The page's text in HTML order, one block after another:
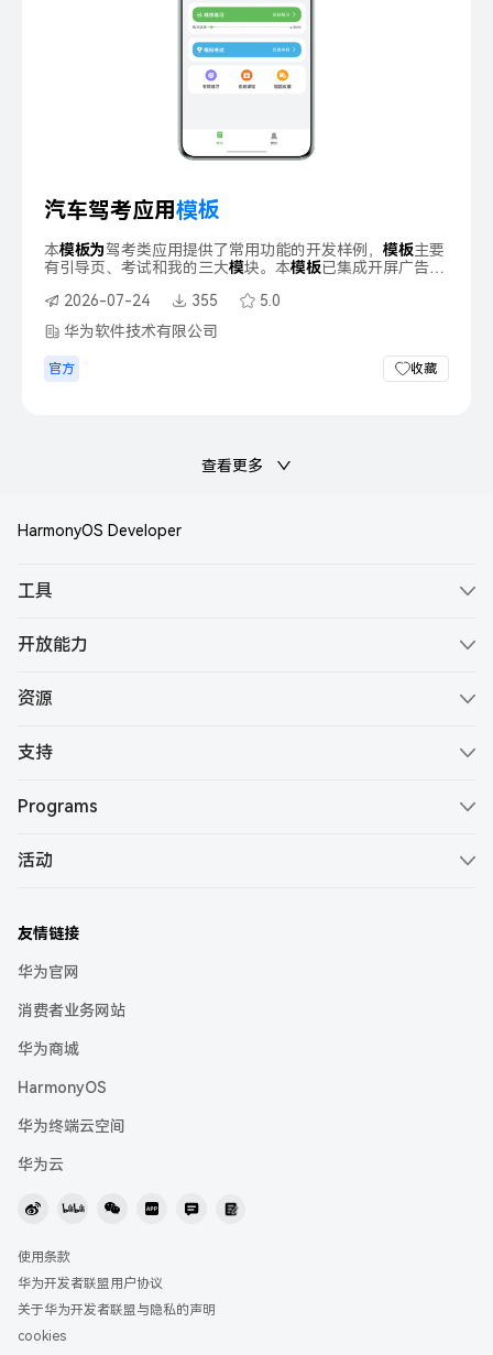
汽车驾考应用模板
本模板为驾考类应用提供了常用功能的开发样例， 模板主要
有引导页、考试和我的三大模块。本模板已集成开屏广告、
务，只需做少量配置和定制即可快速实现
录、定位、城市选择等功能。
2026-07-24 355
5.0
华为软件技术有限公司
官方 收藏
查看更多
HarmonyOS Developer
工具
ArkCompiler
DevEco Studio
DevEco Service
开放能力
Account Kit
Core Speech Kit
Core Vision Kit
Location Kit
Live View Kit
Payment Kit
Push Kit
Scan Kit
资源
最佳实践
下载中心
Codelabs
考试认证
行业解决方案
开发者月刊
支持
智能客服
协议与准则
举报中心
联盟APP
Programs
HUAWEI Student Developers
HUAWEI Women Developers
耀星计划
活动
HUAWEI Developer Day
HarmonyOS Tech Talk
2026 HarmonyOS 创新赛·极客赛道
华为开发者大会（HDC）
鸿蒙应用开发者激励计划 2026
友情链接
华为官网
消费者业务网站
华为商城
HarmonyOS
华为终端云空间
华为云
使用条款
华为开发者联盟用户协议
关于华为开发者联盟与隐私的声明
cookies